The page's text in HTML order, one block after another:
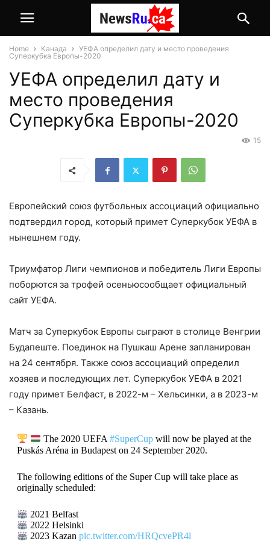
Home Канада
УЕФА определил дату и место проведения
Суперкубка Европы-2020
УЕФА определил дату и
место проведения
Суперкубка Европы-2020
15
Европейский союз футбольных ассоциаций официально
подтвердил город, который примет Суперкубок УЕФА в
нынешнем году.
Триумфатор Лиги чемпионов и победитель Лиги Европы
поборются за трофей осеньюсообщает официальный
сайт УЕФА.
Матч за Суперкубок Европы сыграют в столице Венгрии
Будапеште. Поединок на Пушкаш Арене запланирован
на 24 сентября. Также союз ассоциаций определил
хозяев и последующих лет. Суперкубок УЕФА в 2021
году примет Белфаст, в 2022-м – Хельсинки, а в 2023-м
– Казань.
The 2020 UEFA#SuperCupwill now be played at the
Puskás Aréna in Budapest on 24 September 2020.
The following editions of the Super Cup will take place as
originally scheduled:
2021 Belfast
2022 Helsinki
2023 Kazan pic.twitter.com/HRQcvePR4l